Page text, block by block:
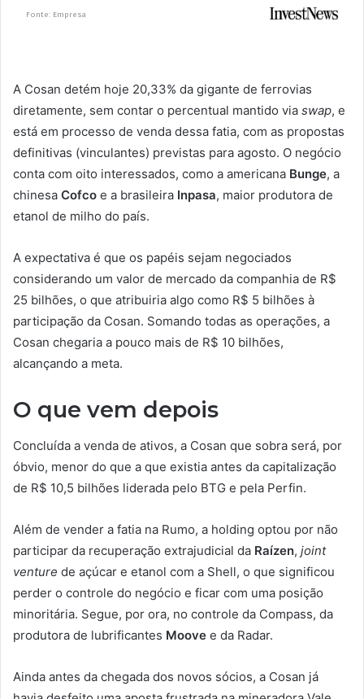
A Cosan detém hoje 20,33% da gigante de ferrovias
diretamente, sem contar o percentual mantido via swap, e
está em processo de venda dessa fatia, com as propostas
definitivas (vinculantes) previstas para agosto. O negócio
conta com oito interessados, como a americana Bunge, a
chinesa Cofco e a brasileira Inpasa, maior produtora de
etanol de milho do país.
A expectativa é que os papéis sejam negociados
considerando um valor de mercado da companhia de R$
25 bilhões, o que atribuiria algo como R$ 5 bilhões à
participação da Cosan. Somando todas as operações, a
Cosan chegaria a pouco mais de R$ 10 bilhões,
alcançando a meta.
O que vem depois
Concluída a venda de ativos, a Cosan que sobra será, por
óbvio, menor do que a que existia antes da capitalização
de R$ 10,5 bilhões liderada pelo BTG e pela Perfin.
Além de vender a fatia na Rumo, a holding optou por não
participar da recuperação extrajudicial da Raízen, joint
venture de açúcar e etanol com a Shell, o que significou
perder o controle do negócio e ficar com uma posição
minoritária. Segue, por ora, no controle da Compass, da
produtora de lubrificantes Moove e da Radar.
Ainda antes da chegada dos novos sócios, a Cosan já